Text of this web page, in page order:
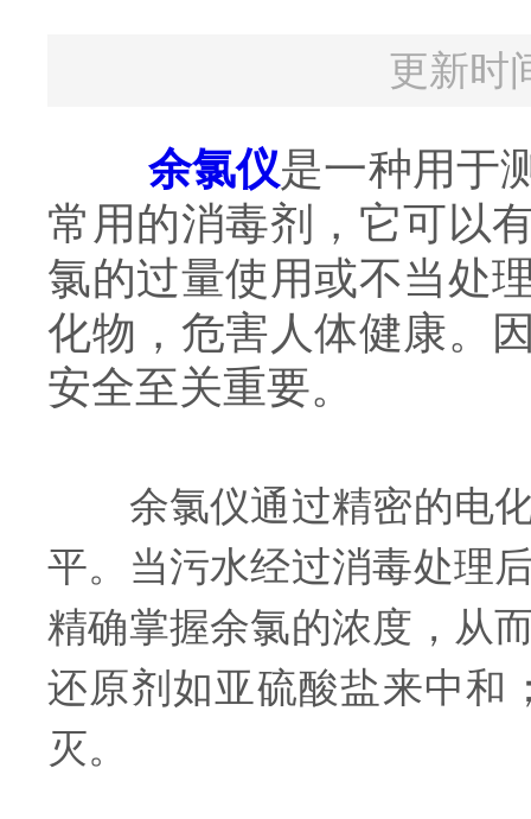
更新时
余氯仪是一种用于
常用的消毒剂，它可以
氯的过量使用或不当处
化物，危害人体健康。
安全至关重要。
余氯仪通过精密的电化
平。当污水经过消毒处理
精确掌握余氯的浓度，从
还原剂如亚硫酸盐来中和
灭。